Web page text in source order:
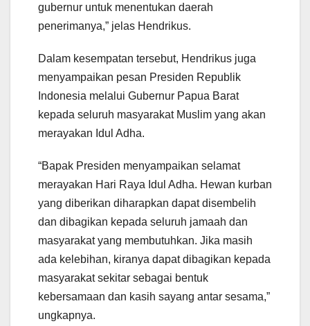
gubernur untuk menentukan daerah
penerimanya,” jelas Hendrikus.
Dalam kesempatan tersebut, Hendrikus juga
menyampaikan pesan Presiden Republik
Indonesia melalui Gubernur Papua Barat
kepada seluruh masyarakat Muslim yang akan
merayakan Idul Adha.
“Bapak Presiden menyampaikan selamat
merayakan Hari Raya Idul Adha. Hewan kurban
yang diberikan diharapkan dapat disembelih
dan dibagikan kepada seluruh jamaah dan
masyarakat yang membutuhkan. Jika masih
ada kelebihan, kiranya dapat dibagikan kepada
masyarakat sekitar sebagai bentuk
kebersamaan dan kasih sayang antar sesama,”
ungkapnya.